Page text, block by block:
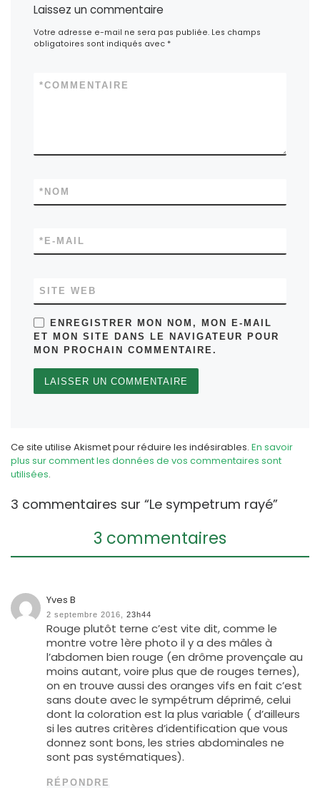
Laissez un commentaire
Votre adresse e-mail ne sera pas publiée. Les champs
obligatoires sont indiqués avec*
COMMENTAIRE
*
NOM
*
E-MAIL
*
SITE WEB
ENREGISTRER MON NOM, MON E-MAIL
ET MON SITE DANS LE NAVIGATEUR POUR
MON PROCHAIN COMMENTAIRE.
Ce site utilise Akismet pour réduire les indésirables. En savoir
plus sur comment les données de vos commentaires sont
utilisées.
3 commentaires sur “Le sympetrum rayé”
3 commentaires
Yves B
2 septembre 2016, 23h44
Rouge plutôt terne c’est vite dit, comme le
montre votre 1ère photo il y a des mâles à
l’abdomen bien rouge (en drôme provençale au
moins autant, voire plus que de rouges ternes),
on en trouve aussi des oranges vifs en fait c’est
sans doute avec le sympétrum déprimé, celui
dont la coloration est la plus variable ( d’ailleurs
si les autres critères d’identification que vous
donnez sont bons, les stries abdominales ne
sont pas systématiques).
RÉPONDRE